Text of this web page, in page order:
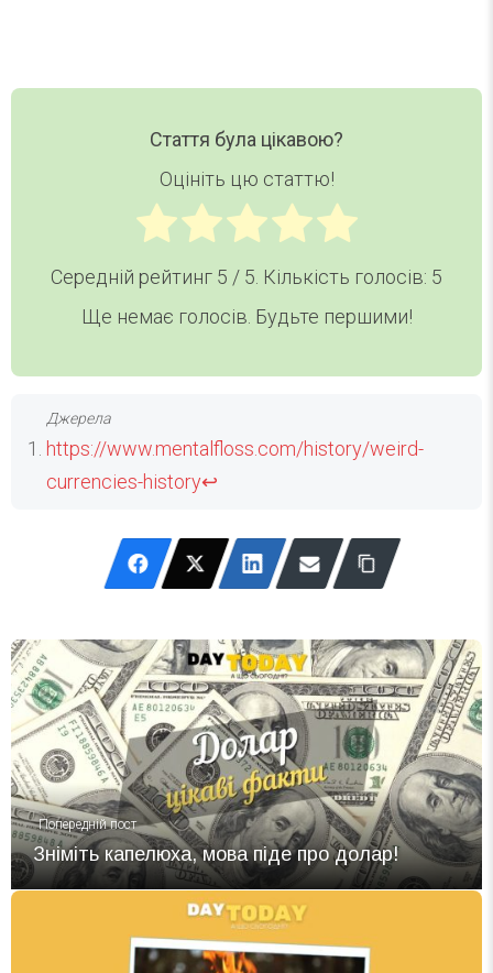
Стаття була цікавою?
Оцініть цю статтю!
Середній рейтинг 5 / 5. Кількість голосів: 5
Ще немає голосів. Будьте першими!
https://www.mentalfloss.com/history/weird-
currencies-history↩
Попередній пост
Зніміть капелюха, мова піде про долар!